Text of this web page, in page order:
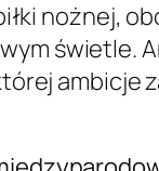
nożnej,
świetle.
ambicje